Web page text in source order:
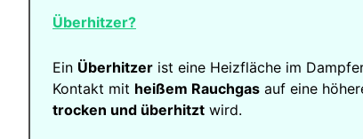
Überhitzer?
Ein Überhitzer ist eine Heizfläche im
Kontakt mit heißem Rauchgas auf eine
trocken und überhitzt wird.